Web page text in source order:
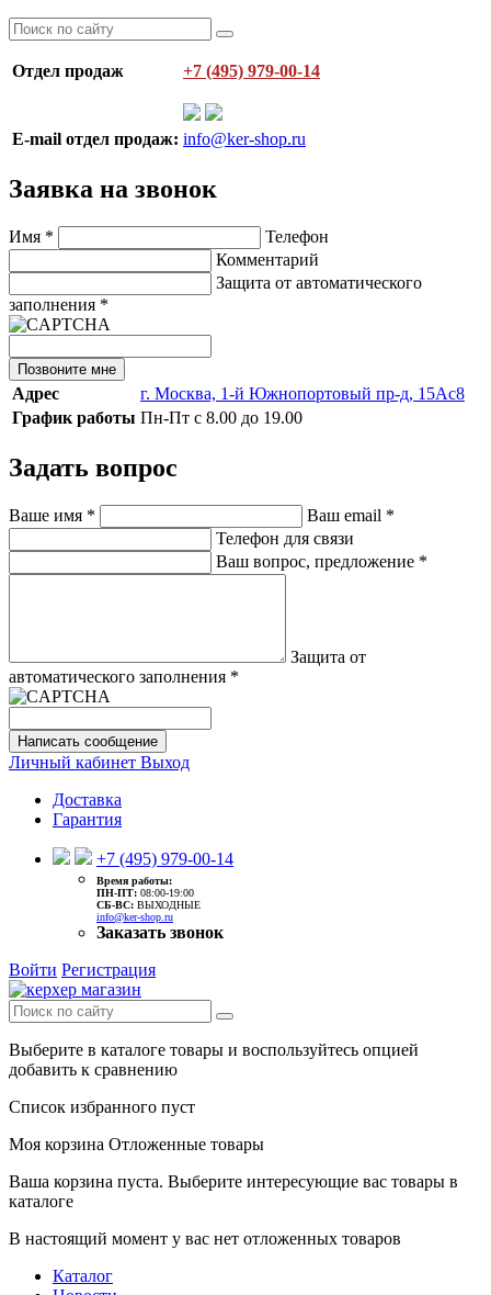
Отдел продаж +7 (495) 979-00-14
E-mail отдел продаж: info@ker-shop.ru
Заявка на звонок
Имя *
Телефон
Комментарий
Защита от автоматического
заполнения *
Позвоните мне
Адрес
г. Москва, 1-й Южнопортовый пр-д, 15Ас8
График работы Пн-Пт с 8.00 до 19.00
Задать вопрос
Ваше имя * Ваш email *
Телефон для связи
Ваш вопрос, предложение *
Защита от
автоматического заполнения *
Написать сообщение
Личный кабинет Выход
Доставка
Гарантия
+7 (495) 979-00-14
Время работы:
ПН-ПТ: 08:00-19:00
CБ-ВС: ВЫХОДНЫЕ
info@ker-shop.ru
Заказать звонок
Войти Регистрация
Выберите в каталоге товары и воспользуйтесь опцией
добавить к сравнению
Список избранного пуст
Моя корзина Отложенные товары
Ваша корзина пуста. Выберите интересующие вас товары в
каталоге
В настоящий момент у вас нет отложенных товаров
Каталог